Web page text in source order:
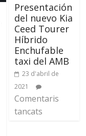
Presentación
del nuevo Kia
Ceed Tourer
Híbrido
Enchufable
taxi del AMB
23 d'abril de
2021
Comentaris
tancats